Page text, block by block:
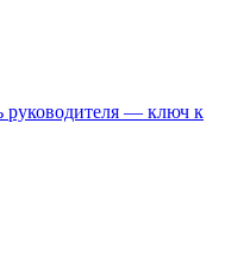
руководителя — ключ к